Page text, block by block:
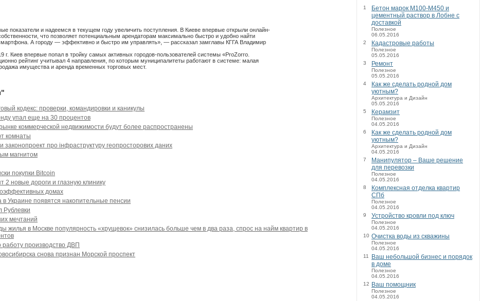
показатели и надеемся в текущем году увеличить поступления. В Киеве впервые открыли онлайн-
что позволяет потенциальным арендаторам максимально быстро и удобно найти
А городу — эффективно и быстро им управлять», — рассказал замглавы КГГА Владимир
Киев впервые попал в тройку самых активных городов-пользователей системы «ProZorro.
рейтинг учитывал 4 направления, по которым муниципалитеты работают в системе: малая
имущества и аренда временных торговых мест.
кодекс: проверки, командировки и каникулы
упал еще на 30 процентов
коммерческой недвижимости будут более распространены
комнаты
законопроект про інфраструктуру геопросторових даних
магнитом
покупки Bitcoin
2 новые дороги и глазную клинику
домах
в Украине появятся накопительные пенсии
Рублевки
мечтаний
жилья в Москве популярность «хрущевок» снизилась больше чем в два раза, спрос на найм квартир в
производство ДВП
снова признан Морской проспект
1
Бетон марок М100-М450 и
цементный раствор в Лобне с
доставкой
Полезное
06.05.2016
2
Кадастровые работы
Полезное
05.05.2016
3
Ремонт
Полезное
05.05.2016
4
Как же сделать родной дом
уютным?
Архитектура и Дизайн
05.05.2016
5
Керамзит
Полезное
04.05.2016
6
Как же сделать родной дом
уютным?
Архитектура и Дизайн
04.05.2016
7
Манипулятор – Ваше решение
для перевозки
Полезное
04.05.2016
8
Комплексная отделка квартир
СПб
Полезное
04.05.2016
9
Устройство кровли под ключ
Полезное
04.05.2016
10 Очистка воды из скважины
Полезное
04.05.2016
11
Ваш небольшой бизнес и порядок
в доме
Полезное
04.05.2016
12
Ваш помощник
Полезное
04.05.2016